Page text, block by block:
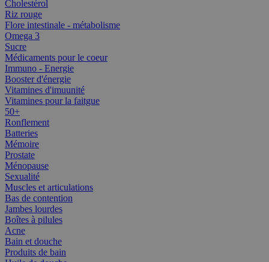
Cholestérol
Riz rouge
Flore intestinale - métabolisme
Omega 3
Sucre
Médicaments pour le coeur
Immuno - Energie
Booster d'énergie
Vitamines d'imuunité
Vitamines pour la faitgue
50+
Ronflement
Batteries
Mémoire
Prostate
Ménopause
Sexualité
Muscles et articulations
Bas de contention
Jambes lourdes
Boîtes à pilules
Acne
Bain et douche
Produits de bain